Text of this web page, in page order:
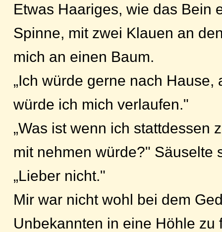
Etwas Haariges, wie das Bein
Spinne, mit zwei Klauen an
mich an einen Baum.
„Ich würde gerne nach Hause,
würde ich mich verlaufen."
„Was ist wenn ich stattdessen
mit nehmen würde?" Säuselte
„Lieber nicht."
Mir war nicht wohl bei dem
Unbekannten in eine Höhle zu